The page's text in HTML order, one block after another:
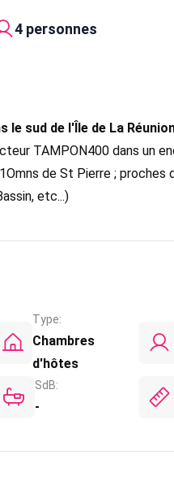
4 personnes
le sud de l'Île de La
TAMPON400 dans un
de St Pierre ; proches
etc...)
Type:
Chambres
d'hôtes
SdB:
-